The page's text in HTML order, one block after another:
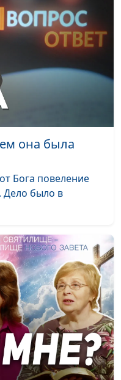
богослов,
Богданенков,
литературовед
богослов,
Богданенков,
литературовед
#124
литературовед
богослов,
Богданенков,
литературовед
#122
#121
она была
Бога повеление
Дело было в